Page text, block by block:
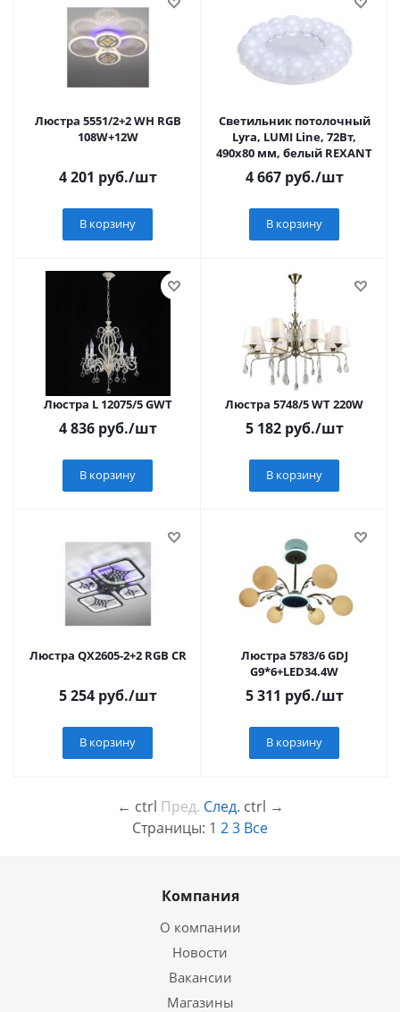
Люстра 5551/2+2 WH RGB
108W+12W
4 201 руб./шт
В корзину
Светильник потолочный
Lyra, LUMI Line, 72Вт,
490x80 мм, белый REXANT
4 667руб./шт
В корзину
Люстра L 12075/5 GWT
4 836руб./шт
В корзину
Люстра 5748/5 WT 220W
5 182руб./шт
В корзину
Люстра QX2605-2+2 RGB CR
5 254руб./шт
В корзину
Люстра 5783/6 GDJ
G9*6+LED34.4W
5 311 руб./шт
В корзину
← ctrl Пред. След. ctrl →
Страницы: 1 23 Все
Компания
О компании
Новости
Вакансии
Магазины